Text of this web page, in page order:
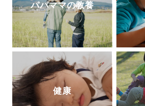
パパママの教養
健康